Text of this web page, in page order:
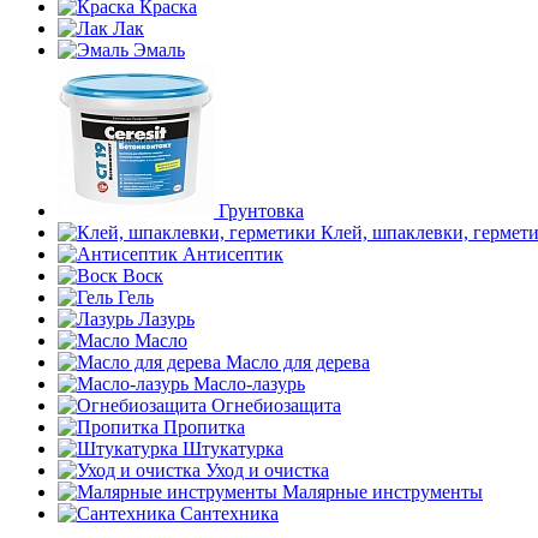
Краска
Лак
Эмаль
Грунтовка
Клей, шпаклевки,
Антисептик
Воск
Гель
Лазурь
Масло
Масло для дерева
Масло-лазурь
Огнебиозащита
Пропитка
Штукатурка
Уход и очистка
Малярные инструменты
Сантехника